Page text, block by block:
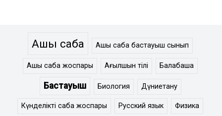
Ашық сабақ Ашық сабақ бастауыш сынып
Ашық сабақ жоспары Ағылшын тілі Балабақша
Бастауыш Биология Дүниетану
Күнделікті сабақ жоспары Русский язык Физика